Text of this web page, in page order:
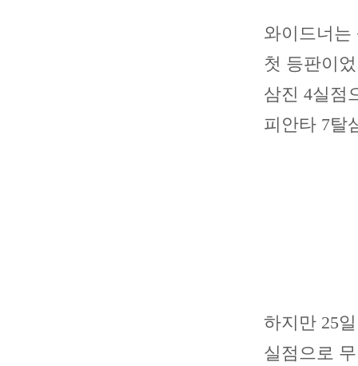
와이드너는
첫 등판이
삼진 4실점
피안타 7탈
하지만 25
실점으로